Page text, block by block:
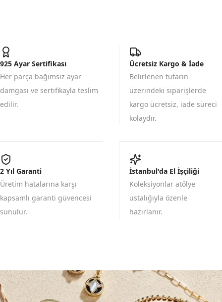
925 Ayar Sertifikası
Her parça bağımsız ayar
damgası ve sertifikayla teslim
edilir.
Ücretsiz Kargo & İade
Belirlenen tutarın
üzerindeki siparişlerde
kargo ücretsiz, iade süreci
kolaydır.
2 Yıl Garanti
Üretim hatalarına karşı
kapsamlı garanti güvencesi
sunulur.
İstanbul'da El İşçiliği
Koleksiyonlar atölye
ustalığıyla özenle
hazırlanır.